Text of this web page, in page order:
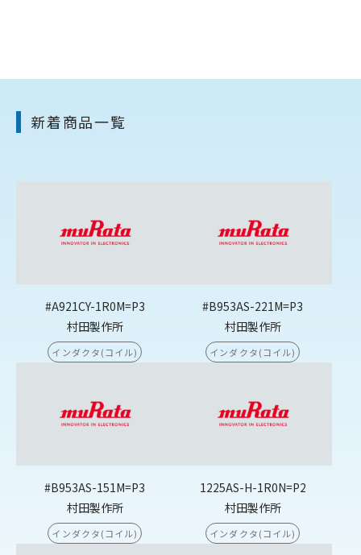
新着商品一覧
#A921CY-1R0M=P3
村田製作所
インダクタ(コイル)
#B953AS-221M=P3
村田製作所
インダクタ(コイル)
#B953AS-151M=P3
村田製作所
インダクタ(コイル)
1225AS-H-1R0N=P2
村田製作所
インダクタ(コイル)